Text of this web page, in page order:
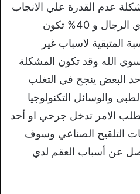
عدم القدرة علي الانجاب
مابين 40% من الاسباب لدي الرجال و 40% تكون
المتبقية لاسباب غير
الله وقد تكون المشكلة
البعض ينجح في التغلب
والوسائل التكنولوجيا
الامر تدخل جرحي او أحد
التلقيح الصناعي وسوف
عن أسباب العقم لدي